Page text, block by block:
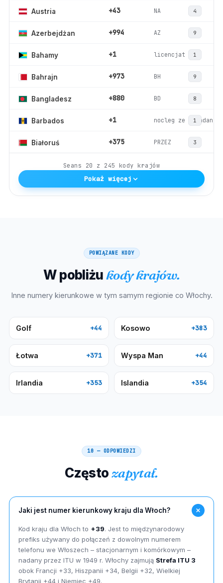
Austria +43 NA 4
Azerbejdżan +994 AZ 9
Bahamy +1 licencjat 1
Bahrajn +973 BH 9
Bangladesz +880 BD 8
Barbados +1 nocleg ze śniadaniem
1
Białoruś +375 PRZEZ 3
Seans 20 z 245 kody krajów
Pokaż więcej
POWIĄZANE KODY
W pobliżukody krajów.
Inne numery kierunkowe w tym samym regionie co Włochy.
Golf +44 Kosowo +383
Łotwa +371 Wyspa Man +44
Irlandia +353 Islandia +354
10 — ODPOWIEDZI
Częstozapytał.
Jaki jest numer kierunkowy kraju dla Włoch?
Kod kraju dla Włoch to +39. Jest to międzynarodowy
prefiks używany do połączeń z dowolnym numerem
telefonu we Włoszech – stacjonarnym i komórkowym –
nadany przez ITU w 1949 r. Włochy zajmują Strefa ITU 3
obok Francji +33, Hiszpanii +34, Belgii +32, Wielkiej
Brytanii +44 i Niemiec +49.